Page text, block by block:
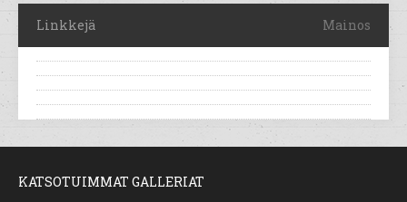
Linkkejä Mainos
KATSOTUIMMAT GALLERIAT